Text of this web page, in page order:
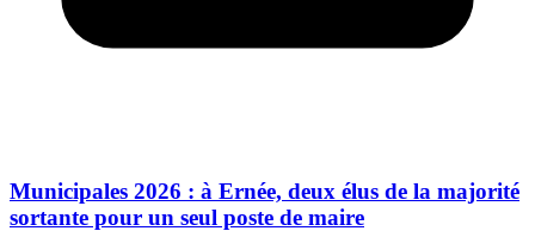
Municipales 2026 : à Ernée, deux élus de la majorité
sortante pour un seul poste de maire